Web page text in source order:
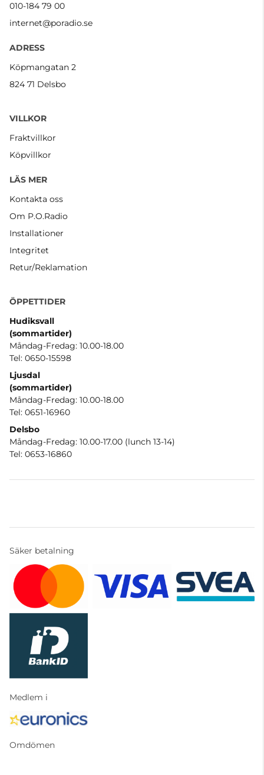
010-184 79 00
internet@poradio.se
ADRESS
Köpmangatan 2
824 71 Delsbo
VILLKOR
Fraktvillkor
Köpvillkor
LÄS MER
Kontakta oss
Om P.O.Radio
Installationer
Integritet
Retur/Reklamation
ÖPPETTIDER
Hudiksvall
(sommartider)
Måndag-Fredag: 10.00-18.00
Tel: 0650-15598
Ljusdal
(sommartider)
Måndag-Fredag: 10.00-18.00
Tel: 0651-16960
Delsbo
Måndag-Fredag: 10.00-17.00 (lunch 13-14)
Tel: 0653-16860
Säker betalning
Medlem i
Omdömen